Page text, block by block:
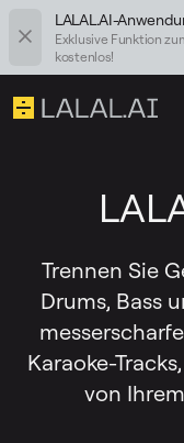
LALAL.AI-
Exklusive Funktion
kostenlos!
Trennen Sie
Drums, Bass
Karaoke-
von